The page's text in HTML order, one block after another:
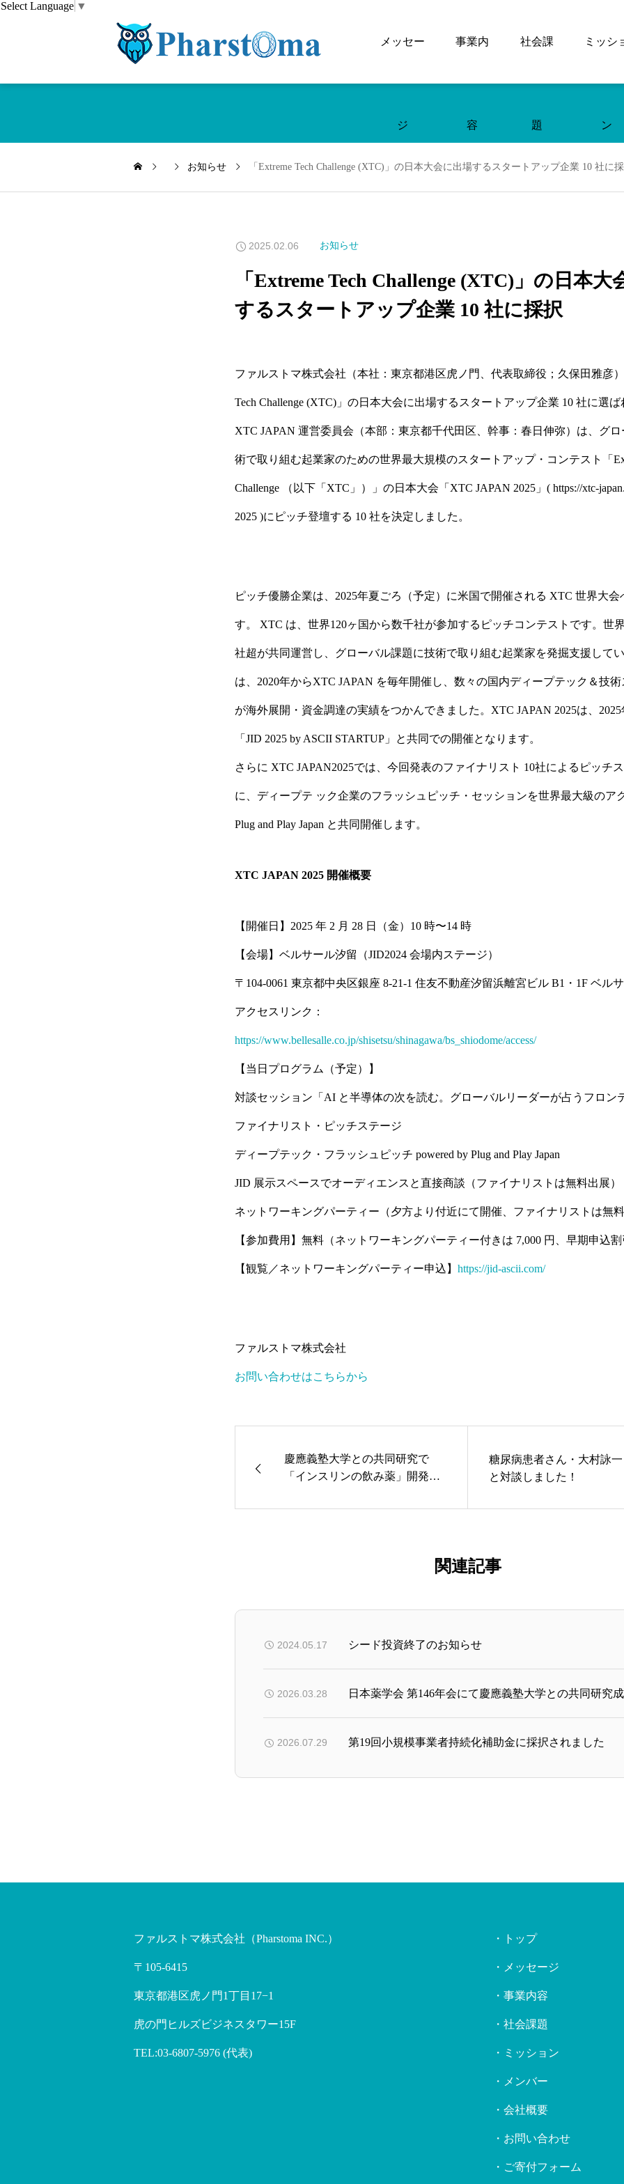
Select Language ▼
メッセー
ジ
事業内
容
社会課
題
ミッシ
ン
お知らせ 「Extreme Tech Challenge (XTC)」の日本大会に出場するスタートアップ企業 10 社に
2025.02.06 お知らせ
「Extreme Tech Challenge (XTC)」の日本大
するスタートアップ企業 10 社に採択
ファルストマ株式会社（本社：東京都港区虎ノ門、代表取締役；久保田雅彦
Tech Challenge (XTC)」の日本大会に出場するスタートアップ企業 10 社に選
XTC JAPAN 運営委員会（本部：東京都千代田区、幹事：春日伸弥）は、グ
術で取り組む起業家のための世界最大規模のスタートアップ・コンテスト「
Challenge （以下「XTC」）」の日本大会「XTC JAPAN 2025」( https://xtc-
2025 )にピッチ登壇する 10 社を決定しました。
ピッチ優勝企業は、2025年夏ごろ（予定）に米国で開催される XTC 世界大会
す。 XTC は、世界120ヶ国から数千社が参加するピッチコンテストです。世
社超が共同運営し、グローバル課題に技術で取り組む起業家を発掘支援して
は、2020年からXTC JAPAN を毎年開催し、数々の国内ディープテック＆技
が海外展開・資金調達の実績をつかんできました。XTC JAPAN 2025は、2025
「JID 2025 by ASCII STARTUP」と共同での開催となります。
さらに XTC JAPAN2025では、今回発表のファイナリスト 10社によるピッチ
に、ディープテ ック企業のフラッシュピッチ・セッションを世界最大級のア
Plug and Play Japan と共同開催します。
XTC JAPAN 2025 開催概要
【開催日】2025 年 2 月 28 日（金）10 時〜14 時
【会場】ベルサール汐留（JID2024 会場内ステージ）
〒104-0061 東京都中央区銀座 8-21-1 住友不動産汐留浜離宮ビル B1・1F ベル
アクセスリンク：
https://www.bellesalle.co.jp/shisetsu/shinagawa/bs_shiodome/access/
【当日プログラム（予定）】
対談セッション「AI と半導体の次を読む。グローバルリーダーが占うフロン
ファイナリスト・ピッチステージ
ディープテック・フラッシュピッチ powered by Plug and Play Japan
JID 展示スペースでオーディエンスと直接商談（ファイナリストは無料出展）
ネットワーキングパーティー（夕方より付近にて開催、ファイナリストは無
【参加費用】無料（ネットワーキングパーティー付きは 7,000 円、早期申込
【観覧／ネットワーキングパーティー申込】 https://jid-ascii.com/
ファルストマ株式会社
お問い合わせはこちらから
慶應義塾大学との共同研究で
「インスリンの飲み薬」開発に
を開始
糖尿病患者さん・大村詠
と対談しました！
関連記事
2024.05.17 シード投資終了のお知らせ
2026.03.28 日本薬学会 第146年会にて慶應義塾大学との共同研究
2026.07.29 第19回小規模事業者持続化補助金に採択されました
ファルストマ株式会社（Pharstoma INC.）
〒105-6415
東京都港区虎ノ門1丁目17−1
虎の門ヒルズビジネスタワー15F
TEL:03-6807-5976 (代表)
・トップ
・メッセージ
・事業内容
・社会課題
・ミッション
・メンバー
・会社概要
・お問い合わせ
・ご寄付フォーム